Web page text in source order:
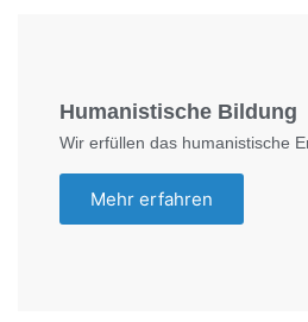
Humanistische Bildung
Wir erfüllen das humanistische
Mehr erfahren